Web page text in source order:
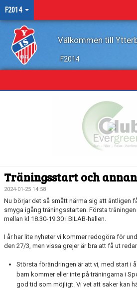
F2014
Välkommen till
F2014
BILDGALLERI
DOKUMENT
Träningsstart och
2024-01-25 14:58
Nu börjar det så smått närma sig att äntligen
smyga igång träningsstarten. Första
mellan kl 18.30-19.30 i BILAB-hallen.
I år har lite nyheter vi kommer redogöra för
den 27/3, men vissa grejer är bra att få ut
Största förändringen är att vi, med start i
barn kommer eller inte på träningarna i
god tid som möjligt. Vi vet att saker kan